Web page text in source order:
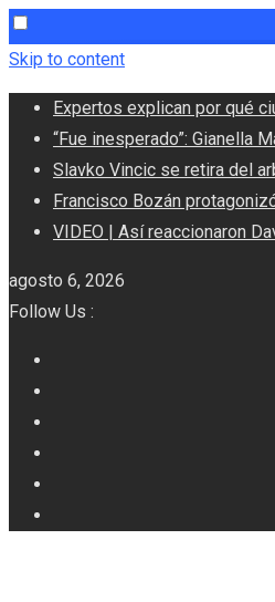
Skip to content
Expertos explican por qué
“Fue inesperado”: Gianella
Slavko Vincic se retira del
Francisco Bozán
VIDEO | Así reaccionaron
agosto 6, 2026
Follow Us :